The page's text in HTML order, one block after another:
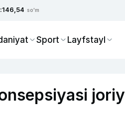
146,54 so'm
Sport Layfstayl
joriy